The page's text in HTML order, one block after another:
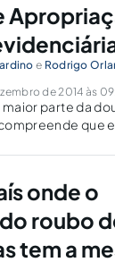
beneficiar
e Rodrigo
de 2014 às
parte da
que
do animus rem
168 do CP.
onde o
roubo
tem a